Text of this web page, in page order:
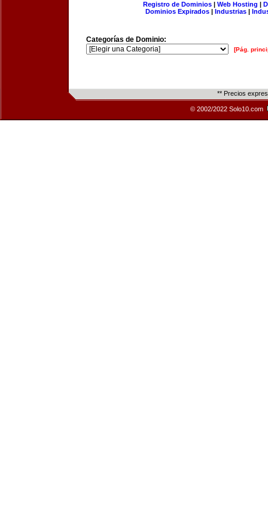
Registro de Dominios| Web Hosting |
Dominios Expirados | Industrias |
Categorías de Dominio:
[Pág.
** Precios
© 2002/2022 Solo10.com